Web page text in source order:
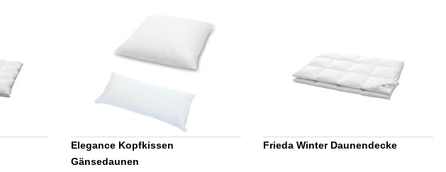
Elegance Kopfkissen
Gänsedaunen
Frieda Winter Daunendecke